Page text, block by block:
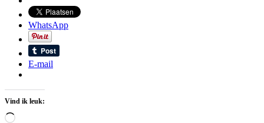
WhatsApp
E-mail
Vind ik leuk:
Aan